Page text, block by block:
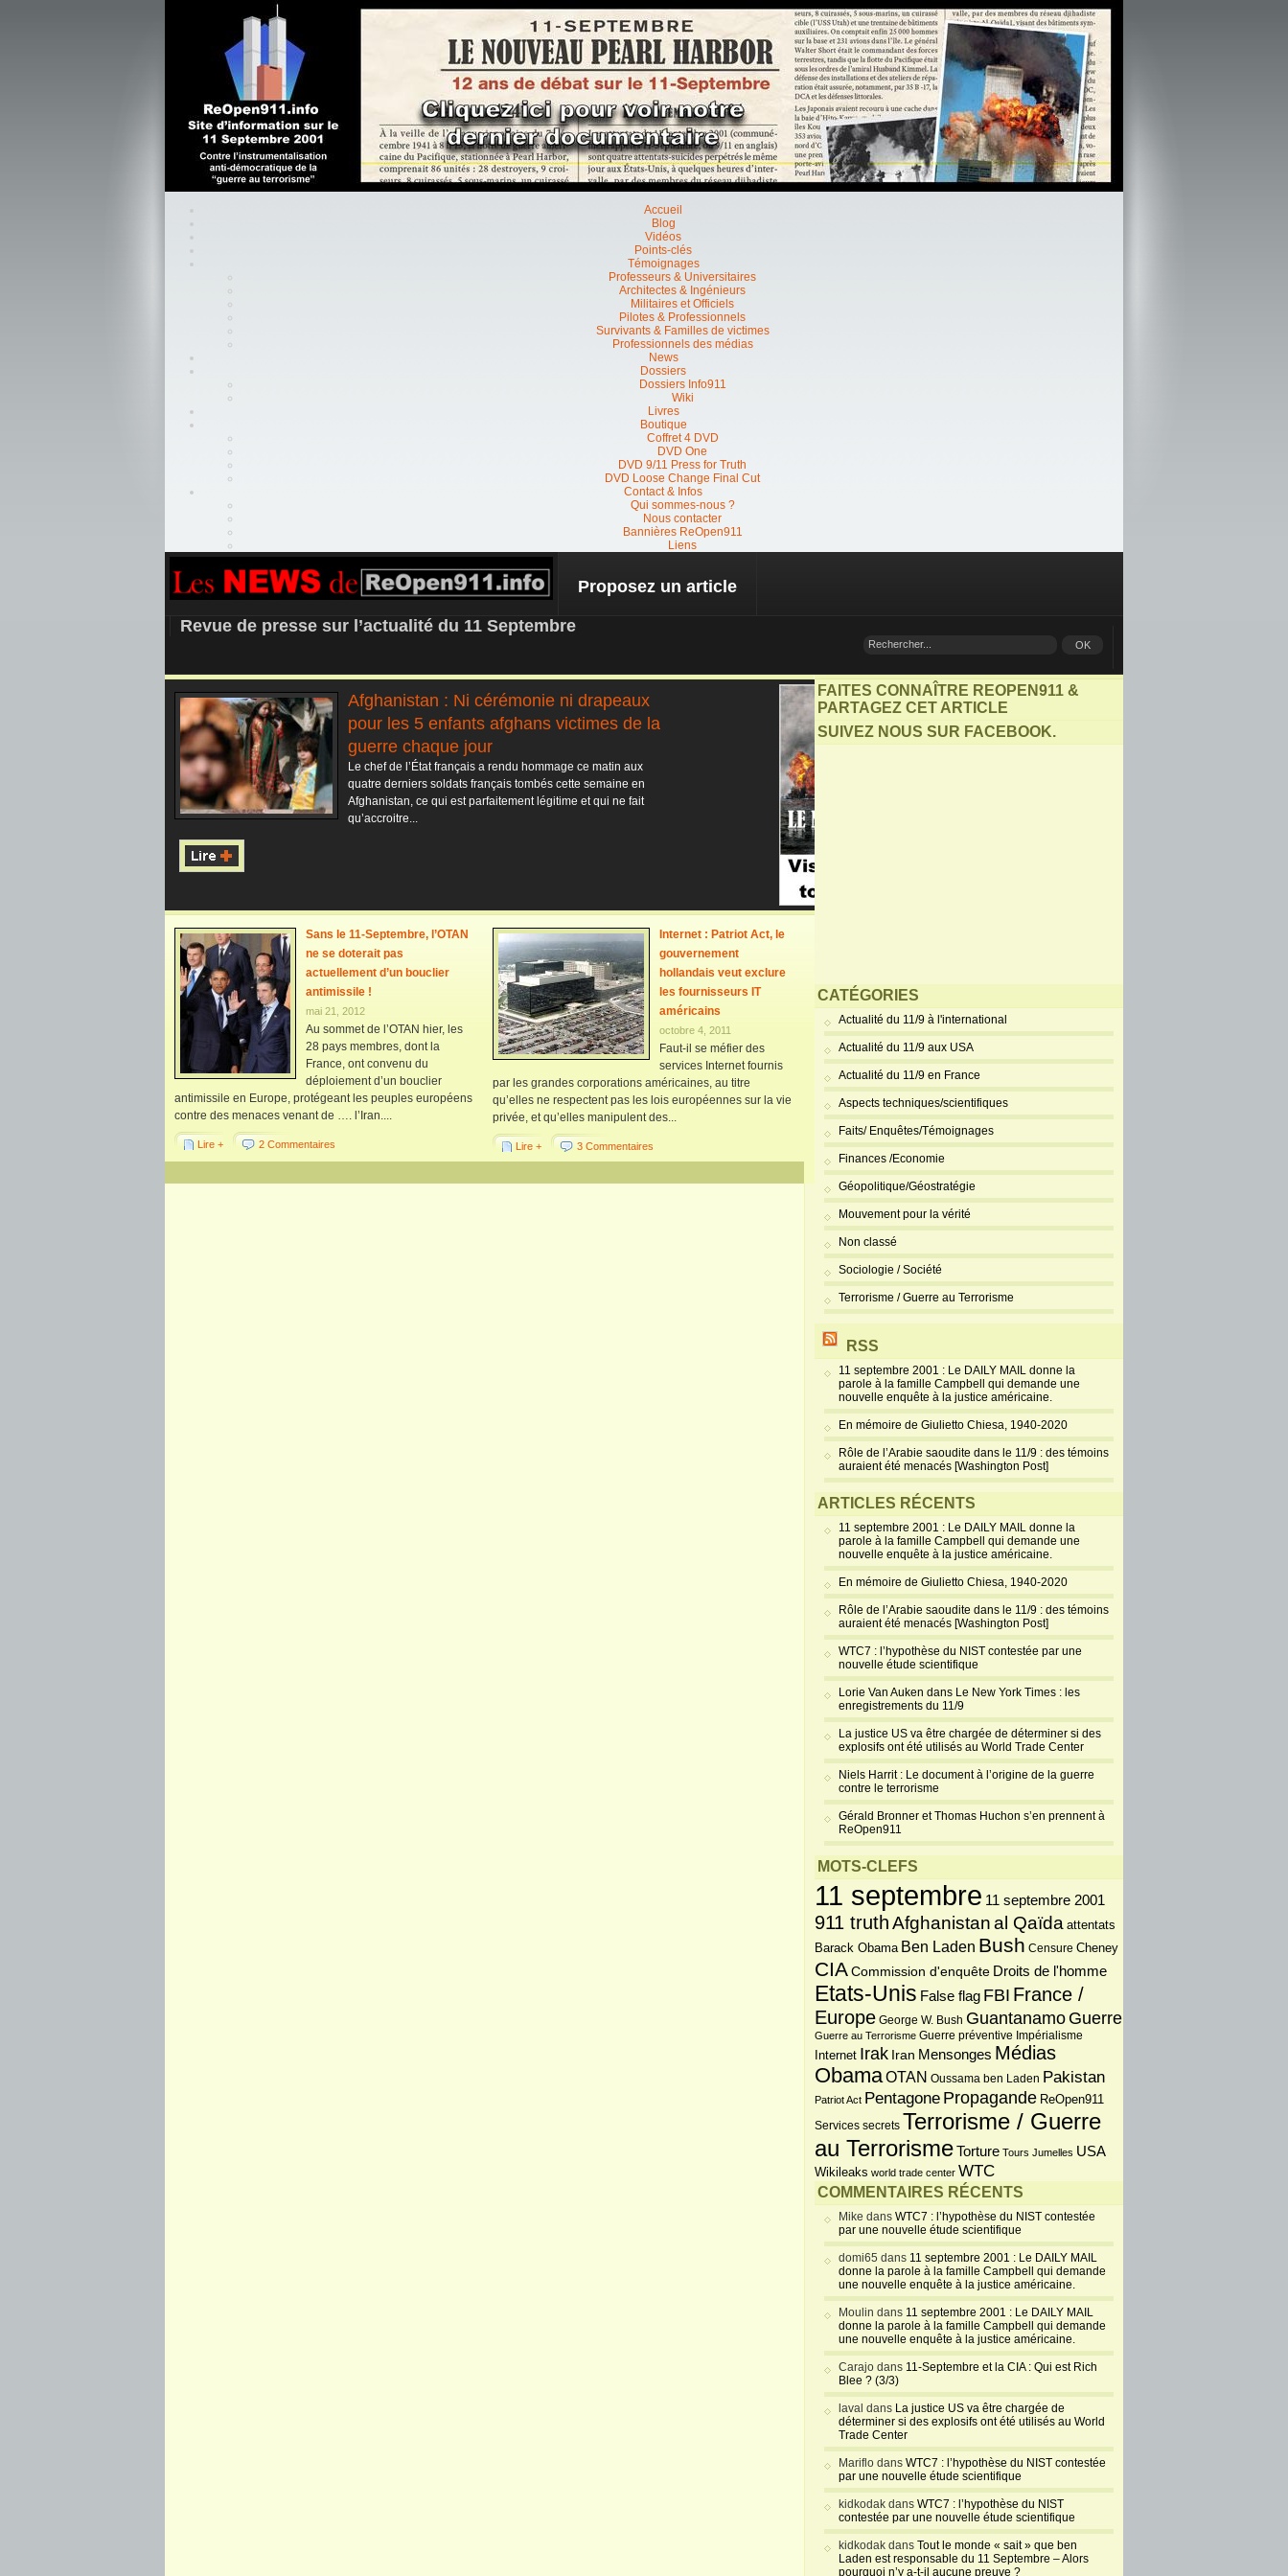
Accueil
Blog
Vidéos
Points-clés
Témoignages
Professeurs & Universitaires
Architectes & Ingénieurs
Militaires et Officiels
Pilotes & Professionnels
Survivants & Familles de victimes
Professionnels des médias
News
Dossiers
Dossiers Info911
Wiki
Livres
Boutique
Coffret 4 DVD
DVD One
DVD 9/11 Press for Truth
DVD Loose Change Final Cut
Contact & Infos
Qui sommes-nous ?
Nous contacter
Bannières ReOpen911
Liens
REOPEN911 – NEWS
Proposez un article
Revue de presse sur l’actualité du 11 Septembre
Afghanistan : Ni cérémonie ni drapeaux
pour les 5 enfants afghans victimes de la
guerre chaque jour
Le chef de l’État français a rendu hommage ce matin aux
quatre derniers soldats français tombés cette semaine en
Afghanistan, ce qui est parfaitement légitime et qui ne fait
qu’accroitre...
Sans le 11-Septembre, l’OTAN
ne se doterait pas
actuellement d’un bouclier
antimissile !
mai 21, 2012
Au sommet de l’OTAN hier, les
28 pays membres, dont la
France, ont convenu du
déploiement d’un bouclier
antimissile en Europe, protégeant les peuples européens
contre des menaces venant de …. l’Iran....
Lire + 2 Commentaires
Internet : Patriot Act, le
gouvernement
hollandais veut exclure
les fournisseurs IT
américains
octobre 4, 2011
Faut-il se méfier des
services Internet fournis
par les grandes corporations américaines, au titre
qu’elles ne respectent pas les lois européennes sur la vie
privée, et qu’elles manipulent des...
Lire + 3 Commentaires
FAITES CONNAÎTRE REOPEN911 &
PARTAGEZ CET ARTICLE
SUIVEZ NOUS SUR FACEBOOK.
CATÉGORIES
Actualité du 11/9 à l'international
Actualité du 11/9 aux USA
Actualité du 11/9 en France
Aspects techniques/scientifiques
Faits/ Enquêtes/Témoignages
Finances /Economie
Géopolitique/Géostratégie
Mouvement pour la vérité
Non classé
Sociologie / Société
Terrorisme / Guerre au Terrorisme
RSS
11 septembre 2001 : Le DAILY MAIL donne la
parole à la famille Campbell qui demande une
nouvelle enquête à la justice américaine.
En mémoire de Giulietto Chiesa, 1940-2020
Rôle de l’Arabie saoudite dans le 11/9 : des témoins
auraient été menacés [Washington Post]
ARTICLES RÉCENTS
11 septembre 2001 : Le DAILY MAIL donne la
parole à la famille Campbell qui demande une
nouvelle enquête à la justice américaine.
En mémoire de Giulietto Chiesa, 1940-2020
Rôle de l’Arabie saoudite dans le 11/9 : des témoins
auraient été menacés [Washington Post]
WTC7 : l’hypothèse du NIST contestée par une
nouvelle étude scientifique
Lorie Van Auken dans Le New York Times : les
enregistrements du 11/9
La justice US va être chargée de déterminer si des
explosifs ont été utilisés au World Trade Center
Niels Harrit : Le document à l’origine de la guerre
contre le terrorisme
Gérald Bronner et Thomas Huchon s’en prennent à
ReOpen911
MOTS-CLEFS
11 septembre 11 septembre 2001
911 truthAfghanistanal Qaïda attentats
Barack Obama Ben Laden Bush Censure Cheney
CIA Commission d'enquête Droits de l'homme
Etats-Unis False flag FBI France /
Europe George W. Bush Guantanamo Guerre
Guerre au Terrorisme Guerre préventive Impérialisme
Internet Irak Iran Mensonges Médias
ObamaOTAN Oussama ben Laden Pakistan
Patriot Act Pentagone Propagande ReOpen911
Services secrets Terrorisme / Guerre
au TerrorismeTorture Tours Jumelles USA
Wikileaks world trade center WTC
COMMENTAIRES RÉCENTS
Mike dans WTC7 : l’hypothèse du NIST contestée
par une nouvelle étude scientifique
domi65 dans 11 septembre 2001 : Le DAILY MAIL
donne la parole à la famille Campbell qui demande
une nouvelle enquête à la justice américaine.
Moulin dans 11 septembre 2001 : Le DAILY MAIL
donne la parole à la famille Campbell qui demande
une nouvelle enquête à la justice américaine.
Carajo dans 11-Septembre et la CIA : Qui est Rich
Blee ? (3/3)
laval dans La justice US va être chargée de
déterminer si des explosifs ont été utilisés au World
Trade Center
Mariflo dans WTC7 : l’hypothèse du NIST contestée
par une nouvelle étude scientifique
kidkodak dans WTC7 : l’hypothèse du NIST
contestée par une nouvelle étude scientifique
kidkodak dans Tout le monde « sait » que ben
Laden est responsable du 11 Septembre – Alors
pourquoi n’y a-t-il aucune preuve ?